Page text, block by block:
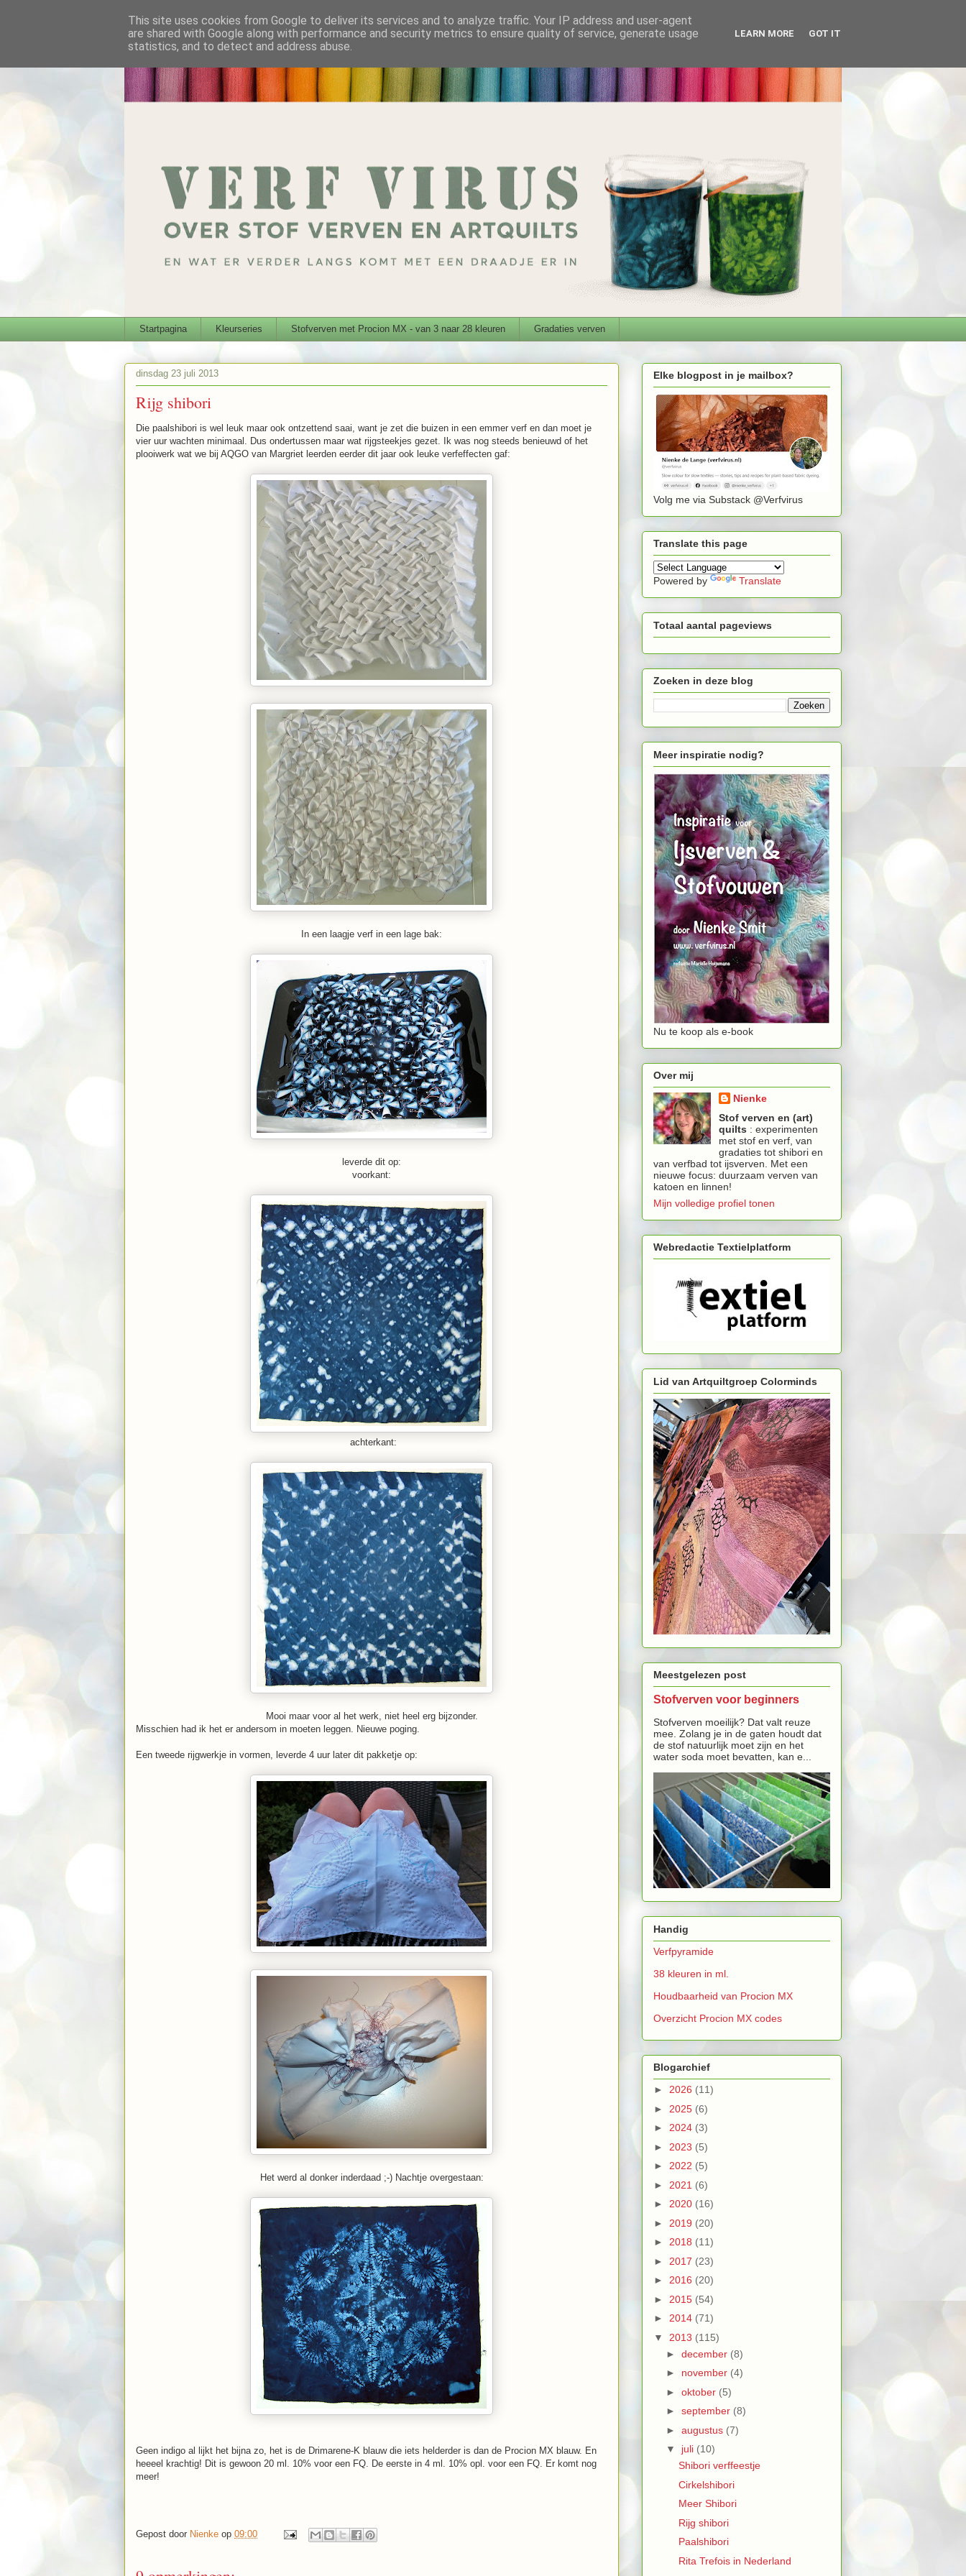
Startpagina Kleurseries Stofverven met Procion MX - van 3 naar 28 kleuren Gradaties verven
dinsdag 23 juli 2013
Rijg shibori
Die paalshibori is wel leuk maar ook ontzettend saai, want je zet die buizen in een emmer verf en dan moet je
vier uur wachten minimaal. Dus ondertussen maar wat rijgsteekjes gezet. Ik was nog steeds benieuwd of het
plooiwerk wat we bij AQGO van Margriet leerden eerder dit jaar ook leuke verfeffecten gaf:
In een laagje verf in een lage bak:
leverde dit op:
voorkant:
achterkant:
Mooi maar voor al het werk, niet heel erg bijzonder.
Misschien had ik het er andersom in moeten leggen. Nieuwe poging.
Een tweede rijgwerkje in vormen, leverde 4 uur later dit pakketje op:
Het werd al donker inderdaad ;-) Nachtje overgestaan:
Geen indigo al lijkt het bijna zo, het is de Drimarene-K blauw die iets helderder is dan de Procion MX blauw. En
heeeel krachtig! Dit is gewoon 20 ml. 10% voor een FQ. De eerste in 4 ml. 10% opl. voor een FQ. Er komt nog
meer!
Gepost door Nienke op 09:00
Elke blogpost in je mailbox?
Volg me via Substack @Verfvirus
Translate this page
Powered by Translate
Totaal aantal pageviews
Zoeken in deze blog
Meer inspiratie nodig?
Nu te koop als e-book
Over mij
Nienke
Stof verven en (art)
quilts : experimenten
met stof en verf, van
gradaties tot shibori en
van verfbad tot ijsverven. Met een
nieuwe focus: duurzaam verven van
katoen en linnen!
Mijn volledige profiel tonen
Webredactie Textielplatform
Lid van Artquiltgroep Colorminds
Meestgelezen post
Stofverven voor beginners
Stofverven moeilijk? Dat valt reuze
mee. Zolang je in de gaten houdt dat
de stof natuurlijk moet zijn en het
water soda moet bevatten, kan e...
Handig
Verfpyramide
38 kleuren in ml.
Houdbaarheid van Procion MX
Overzicht Procion MX codes
Blogarchief
► 2026 (11)
► 2025 (6)
► 2024 (3)
► 2023 (5)
► 2022 (5)
► 2021 (6)
► 2020 (16)
► 2019 (20)
► 2018 (11)
► 2017 (23)
► 2016 (20)
► 2015 (54)
► 2014 (71)
▼ 2013 (115)
► december (8)
► november (4)
► oktober (5)
► september (8)
► augustus (7)
▼ juli (10)
Shibori verffeestje
Cirkelshibori
Meer Shibori
Rijg shibori
Paalshibori
Rita Trefois in Nederland
This site uses cookies from Google to deliver its services and to analyze traffic. Your IP address and user-agent
are shared with Google along with performance and security metrics to ensure quality of service, generate usage
statistics, and to detect and address abuse.
LEARN MORE GOT IT